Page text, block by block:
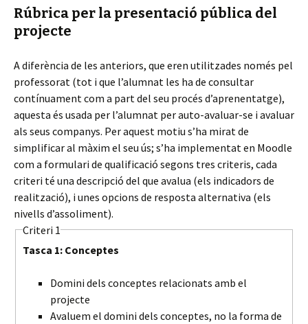
Rúbrica per la presentació pública del
projecte
A diferència de les anteriors, que eren utilitzades només pel
professorat (tot i que l’alumnat les ha de consultar
contínuament com a part del seu procés d’aprenentatge),
aquesta és usada per l’alumnat per auto-avaluar-se i avaluar
als seus companys. Per aquest motiu s’ha mirat de
simplificar al màxim el seu ús; s’ha implementat en Moodle
com a formulari de qualificació segons tres criteris, cada
criteri té una descripció del que avalua (els indicadors de
realització), i unes opcions de resposta alternativa (els
nivells d’assoliment).
Criteri 1
Tasca 1: Conceptes
Domini dels conceptes relacionats amb el
projecte
Avaluem el domini dels conceptes, no la forma de